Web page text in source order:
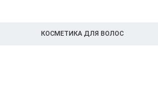
КОСМЕТИКА ДЛЯ ВОЛОС